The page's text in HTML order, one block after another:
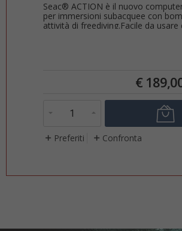
ACTION è il nuovo computer da polso
immersioni subacquee con bombola e
di freediving.Facile da usare con 3 m...
€199,00
Confronta